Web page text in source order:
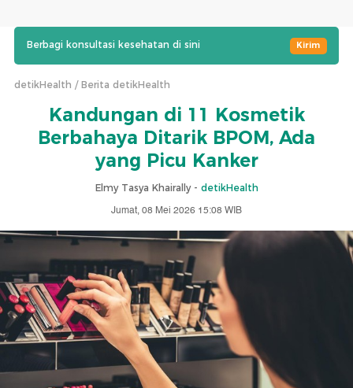
Berbagi konsultasi kesehatan di sini Kirim
detikHealth Berita detikHealth
Kandungan di 11 Kosmetik
Berbahaya Ditarik BPOM, Ada
yang Picu Kanker
Elmy Tasya Khairally - detikHealth
Jumat, 08 Mei 2026 15:08 WIB